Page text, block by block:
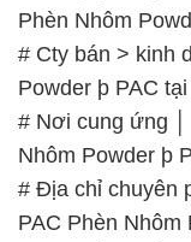
Phèn Nhôm
# Cty bán > kinh
Powder þ PAC
# Nơi cung ứng │
Nhôm Powder þ
# Địa chỉ chuyên
PAC Phèn Nhôm